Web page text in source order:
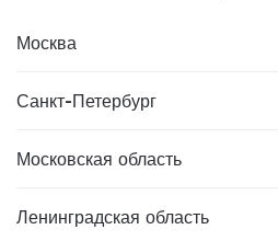
Москва
Санкт-Петербург
Московская область
Ленинградская область